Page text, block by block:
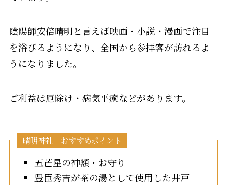
陰陽師安倍晴明と言えば映画・小説・漫画で注目
を浴びるようになり、全国から参拝客が訪れるよ
うになりました。
ご利益は厄除け・病気平癒などがあります。
晴明神社 おすすめポイント
五芒星の神額・お守り
豊臣秀吉が茶の湯として使用した井戸